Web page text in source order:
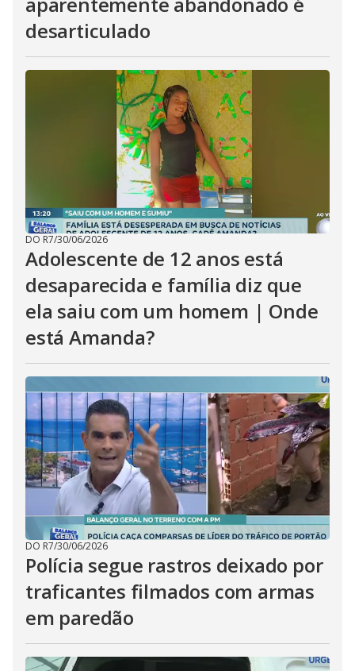
desarticulado
DO R7/30/06/2026
Adolescente de 12 anos está
desaparecida e família diz que
ela saiu com um homem | Onde
está Amanda?
DO R7/30/06/2026
Polícia segue rastros deixado por
traficantes filmados com armas
em paredão